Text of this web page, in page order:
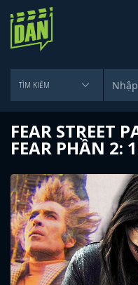
FEAR STREET
FEAR PHẦN 2: